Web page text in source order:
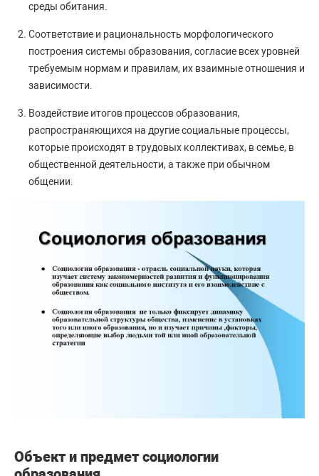
среды обитания.
Соответствие и рациональность морфологического
построения системы образования, согласие всех уровней
требуемым нормам и правилам, их взаимные отношения и
зависимости.
Воздействие итогов процессов образования,
распространяющихся на другие социальные процессы,
которые происходят в трудовых коллективах, в семье, в
общественной деятельности, а также при обычном
общении.
Объект и предмет социологии